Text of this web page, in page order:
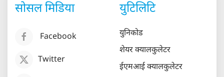
सोसल मिडिया
Facebook
Twitter
युटिलिटि
युनिकोड
शेयर क्यालकुलेटर
ईएमआई क्यालकुलेटर